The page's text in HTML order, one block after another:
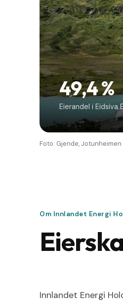
49,4 %
Eierandel i Eidsiva
Foto: Gjende, Jotunheimen
Om Innlandet Energi
Innlandet Energi